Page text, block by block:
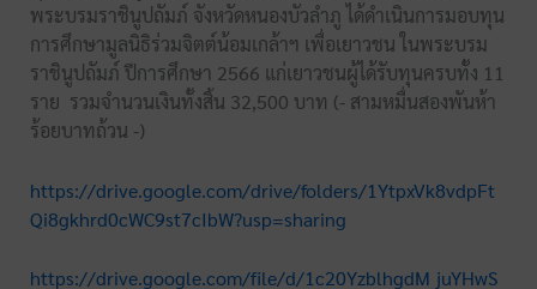
พระบรมราชินูปถัมภ์ จังหวัดหนองบัวลำภู ได้ดำเนินการมอบทุน
การศึกษามูลนิธิร่วมจิตต์น้อมเกล้าฯ เพื่อเยาวชน ในพระบรม
ราชินูปถัมภ์ ปีการศึกษา 2566 แก่เยาวชนผู้ได้รับทุนครบทั้ง 11
ราย รวมจำนวนเงินทั้งสิ้น 32,500 บาท (- สามหมื่นสองพันห้า
ร้อยบาทถ้วน -)
https://drive.google.com/drive/folders/1YtpxVk8vdpFt
Qi8gkhrd0cWC9st7cIbW?usp=sharing
https://drive.google.com/file/d/1c20YzblhgdM_juYHwS